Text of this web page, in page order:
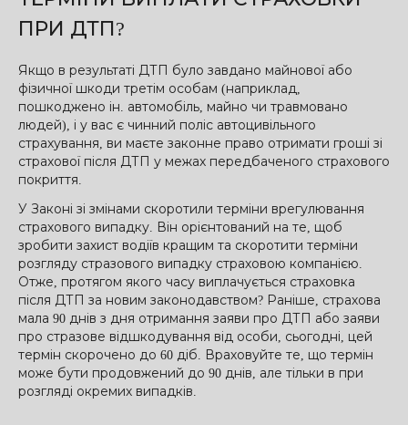
ПРИ ДТП?
Якщо в результаті ДТП було завдано майнової або
фізичної шкоди третім особам (наприклад,
пошкоджено ін. автомобіль, майно чи травмовано
людей), і у вас є чинний поліс автоцивільного
страхування, ви маєте законне право отримати гроші зі
страхової після ДТП у межах передбаченого страхового
покриття.
У Законі зі змінами скоротили терміни врегулювання
страхового випадку. Він орієнтований на те, щоб
зробити захист водіїв кращим та скоротити терміни
розгляду стразового випадку страховою компанією.
Отже, протягом якого часу виплачується страховка
після ДТП за новим законодавством? Раніше, страхова
мала 90 днів з дня отримання заяви про ДТП або заяви
про стразове відшкодування від особи, сьогодні, цей
термін скорочено до 60 діб. Враховуйте те, що термін
може бути продовжений до 90 днів, але тільки в при
розгляді окремих випадків.